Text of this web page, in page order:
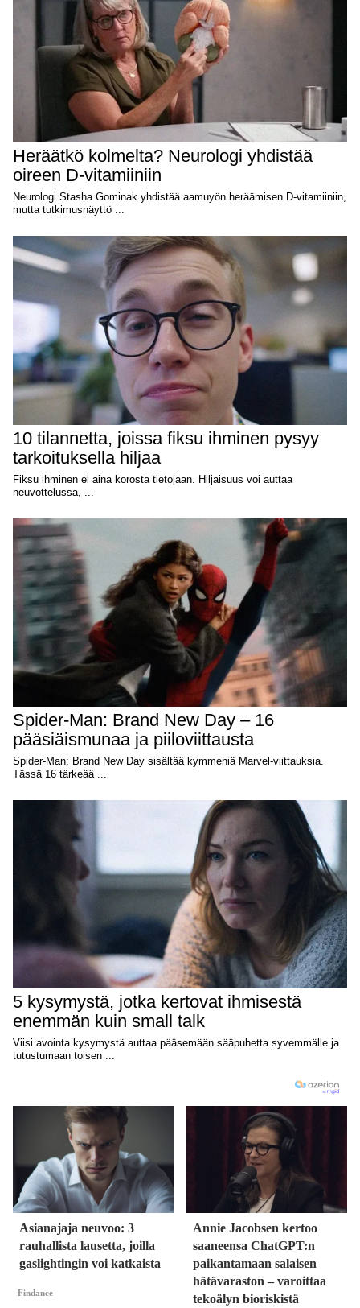
Asianajaja neuvoo: 3
rauhallista lausetta, joilla
gaslightingin voi katkaista
Findance
Annie Jacobsen kertoo
saaneensa ChatGPT:n
paikantamaan salaisen
hätävaraston – varoittaa
tekoälyn bioriskistä